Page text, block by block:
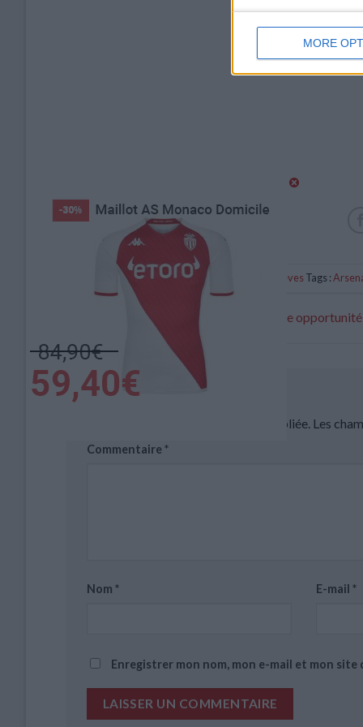
MORE
BrèvesTags :
Hütter : « Être à l’affût de la moindre opportunité
Laisser un commentaire
Votre adresse e-mail ne sera pas publiée. Les
Commentaire*
Nom * E-mail*
Enregistrer mon nom, mon e-mail et mon